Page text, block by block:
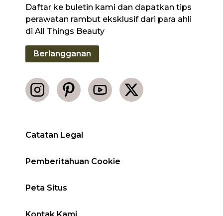
Catatan Legal
Pemberitahuan Cookie
Peta Situs
Daftar ke buletin kami dan dapatkan tips
perawatan rambut eksklusif dari para ahli
di All Things Beauty
Berlangganan